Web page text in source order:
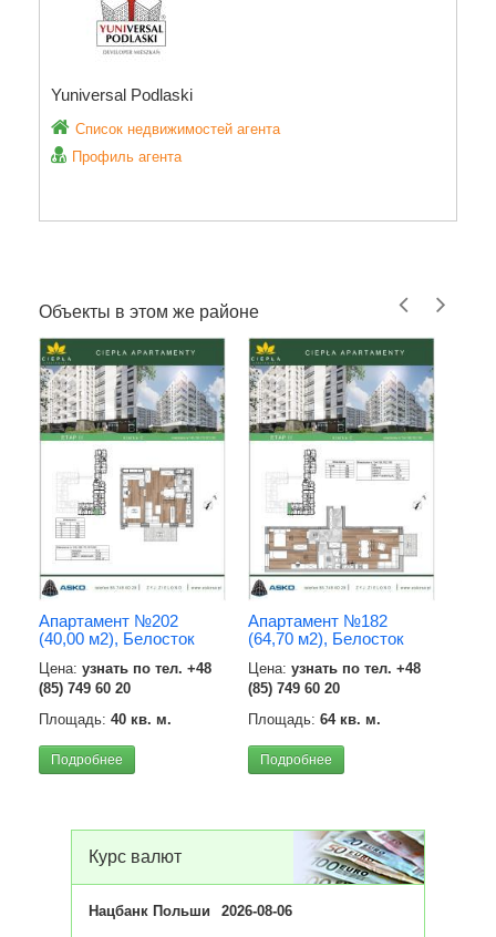
Yuniversal Podlaski
Список недвижимостей агента
Профиль агента
Объекты в этом же районе
Апартамент №202
(40,00 м2), Белосток
Цена: узнать по тел. +48
(85) 749 60 20
Площадь: 40 кв. м.
Подробнее
Апартамент №182
(64,70 м2), Белосток
Цена: узнать по тел. +48
(85) 749 60 20
Площадь: 64 кв. м.
Подробнее
Курс валют
Нацбанк Польши
2026-08-06